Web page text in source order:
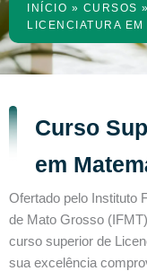
INÍCIO » CURSOS »
LICENCIATURA EM
Curso
em
Ofertado pelo Instituto
de Mato Grosso
curso superior de
sua excelência